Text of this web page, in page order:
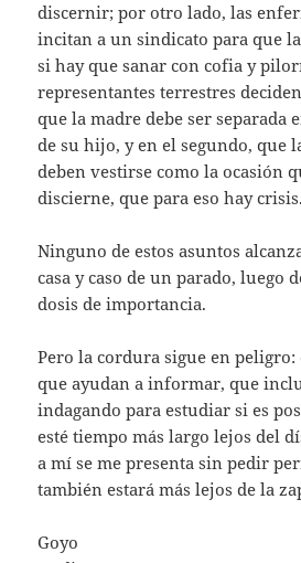
discernir; por otro lado, las
incitan a un sindicato para que la
si hay que sanar con cofia y
representantes terrestres
que la madre debe ser separada
de su hijo, y en el segundo, que
deben vestirse como la ocasión
discierne, que para eso hay crisis.
Ninguno de estos asuntos
casa y caso de un parado, luego
dosis de importancia.
Pero la cordura sigue en peligro:
que ayudan a informar, que
indagando para estudiar si es
esté tiempo más largo lejos del
a mí se me presenta sin pedir
también estará más lejos de la
Goyo